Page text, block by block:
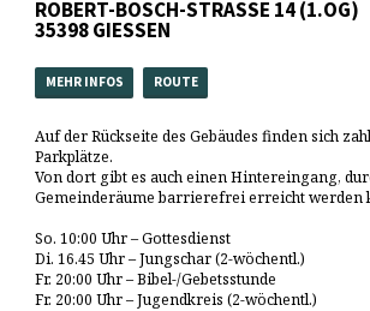
ROBERT-BOSCH-STRASSE 14 (1.OG)
35398 GIESSEN
MEHR INFOS ROUTE
Auf der Rückseite des Gebäudes finden sich
Parkplätze.
Von dort gibt es auch einen Hintereingang,
Gemeinderäume barrierefrei erreicht werden
So. 10:00 Uhr – Gottesdienst
Di. 16.45 Uhr – Jungschar (2-wöchentl.)
Fr. 20:00 Uhr – Bibel-/Gebetsstunde
Fr. 20:00 Uhr – Jugendkreis (2-wöchentl.)